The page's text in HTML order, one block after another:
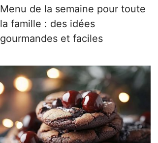
Menu de la semaine pour toute
la famille : des idées
gourmandes et faciles